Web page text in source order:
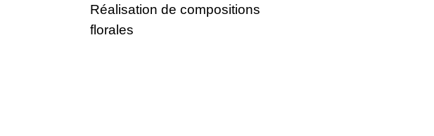
Réalisation de compositions
florales